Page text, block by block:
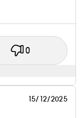
0
15/12/2025